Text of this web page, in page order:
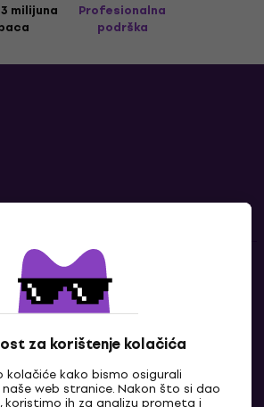
za korištenje kolačića
kolačiće kako bismo osigurali
web stranice. Nakon što si dao
koristimo ih za analizu prometa i
milijuna
Profesionalna
podrška
Kontakti
Javi nam se